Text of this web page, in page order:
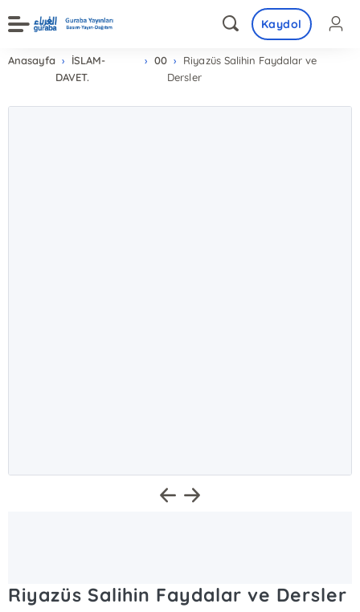
Kaydol
Anasayfa
İSLAM-
DAVET.
00
Riyazüs Salihin Faydalar ve
Dersler
Riyazüs Salihin Faydalar ve Dersler